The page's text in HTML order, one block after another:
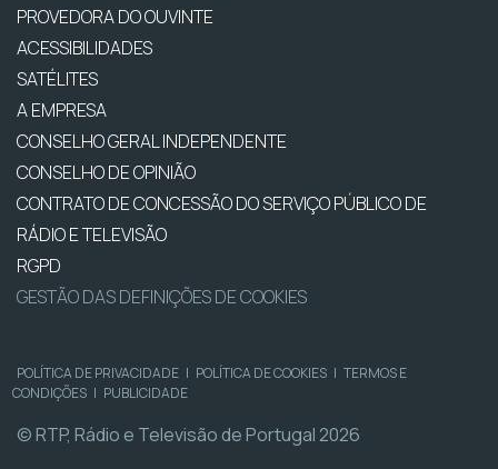
PROVEDORA DO OUVINTE
ACESSIBILIDADES
SATÉLITES
A EMPRESA
CONSELHO GERAL INDEPENDENTE
CONSELHO DE OPINIÃO
CONTRATO DE CONCESSÃO DO SERVIÇO PÚBLICO DE
RÁDIO E TELEVISÃO
RGPD
GESTÃO DAS DEFINIÇÕES DE COOKIES
POLÍTICA DE PRIVACIDADE | POLÍTICA DE COOKIES | TERMOS E
CONDIÇÕES | PUBLICIDADE
© RTP, Rádio e Televisão de Portugal 2026